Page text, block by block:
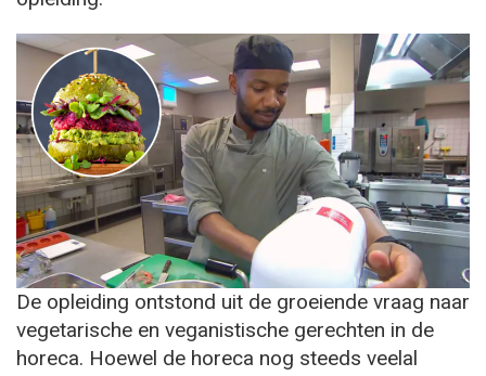
De opleiding ontstond uit de groeiende vraag naar
vegetarische en veganistische gerechten in de
horeca. Hoewel de horeca nog steeds veelal